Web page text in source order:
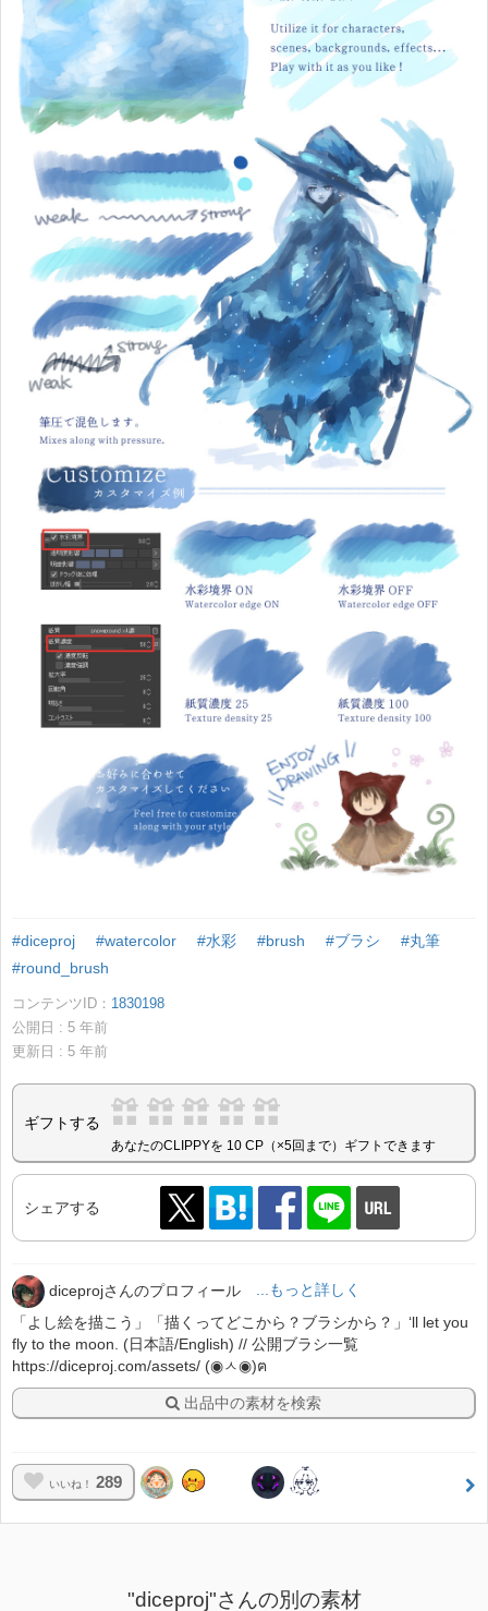
#diceproj #watercolor #水彩 #brush #ブラシ
#丸筆
#round_brush
コンテンツID： 1830198
公開日 : 5 年前
更新日 : 5 年前
ギフトする
あなたのCLIPPYを 10 CP（×5回まで）ギフトできます
シェアする
diceprojさんのプロフィール
...もっと詳しく
「よし絵を描こう」「描くってどこから？ブラシから？」‘ll let you
fly to the moon. (日本語/English) // 公開ブラシ一覧
https://diceproj.com/assets/ (◉ㅅ◉)ฅ
出品中の素材を検索
いいね！ 289
"diceproj"さんの別の素材